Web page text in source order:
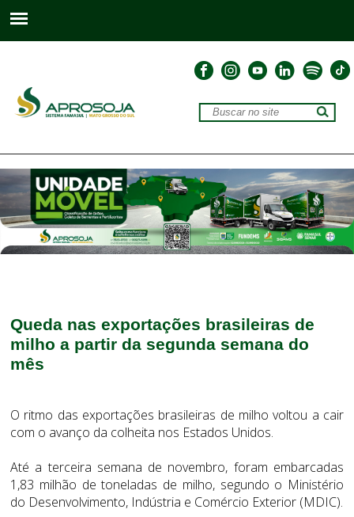
Queda nas exportações brasileiras de
milho a partir da segunda semana do
mês
O ritmo das exportações brasileiras de milho voltou a cair
com o avanço da colheita nos Estados Unidos.
Até a terceira semana de novembro, foram embarcadas
1,83 milhão de toneladas de milho, segundo o Ministério
do Desenvolvimento, Indústria e Comércio Exterior (MDIC).